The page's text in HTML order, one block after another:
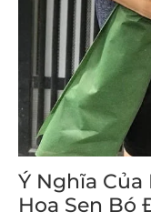
Ý Nghĩa Của
Hoa Sen Bó